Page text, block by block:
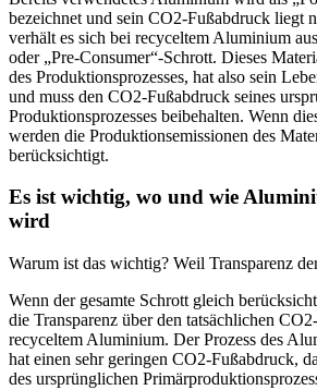
bezeichnet und sein CO2-Fußabdruck liegt
verhält es sich bei recyceltem Aluminium
oder „Pre-Consumer“-Schrott. Dieses
des Produktionsprozesses, hat also sein
und muss den CO2-Fußabdruck seines
Produktionsprozesses beibehalten. Wenn
werden die Produktionsemissionen des
berücksichtigt.
Es ist wichtig, wo und wie
wird
Warum ist das wichtig? Weil Transparenz
Wenn der gesamte Schrott gleich
die Transparenz über den tatsächlichen
recyceltem Aluminium. Der Prozess des
hat einen sehr geringen CO2-Fußabdruck,
des ursprünglichen